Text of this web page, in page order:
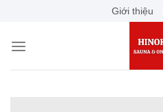
content
Giới thiệu